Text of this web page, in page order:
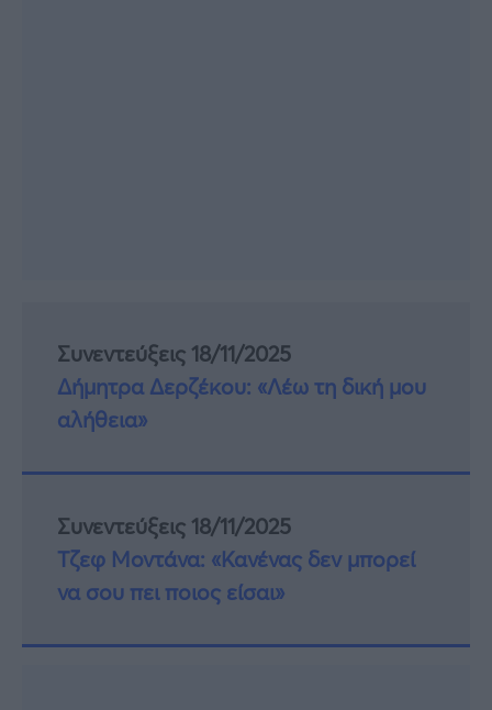
Συνεντεύξεις 18/11/2025
Δήμητρα Δερζέκου: «Λέω τη δική μου
αλήθεια»
Συνεντεύξεις 18/11/2025
Τζεφ Μοντάνα: «Κανένας δεν μπορεί
να σου πει ποιος είσαι»